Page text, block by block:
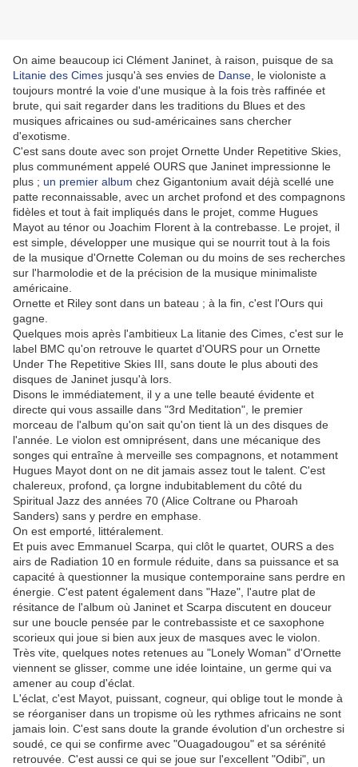
On aime beaucoup ici Clément Janinet, à raison, puisque de sa
Litanie des Cimes jusqu'à ses envies de Danse , le violoniste a
toujours montré la voie d'une musique à la fois très raffinée et
brute, qui sait regarder dans les traditions du Blues et des
musiques africaines ou sud-américaines sans chercher
d'exotisme.
C'est sans doute avec son projet Ornette Under Repetitive Skies,
plus communément appelé OURS que Janinet impressionne le
plus ; un premier album chez Gigantonium avait déjà scellé une
patte reconnaissable, avec un archet profond et des compagnons
fidèles et tout à fait impliqués dans le projet, comme Hugues
Mayot au ténor ou Joachim Florent à la contrebasse. Le projet, il
est simple, développer une musique qui se nourrit tout à la fois
de la musique d'Ornette Coleman ou du moins de ses recherches
sur l'harmolodie et de la précision de la musique minimaliste
américaine.
Ornette et Riley sont dans un bateau ; à la fin, c'est l'Ours qui
gagne.
Quelques mois après l'ambitieux La litanie des Cimes, c'est sur le
label BMC qu'on retrouve le quartet d'OURS pour un Ornette
Under The Repetitive Skies III, sans doute le plus abouti des
disques de Janinet jusqu'à lors.
Disons le immédiatement, il y a une telle beauté évidente et
directe qui vous assaille dans "3rd Meditation", le premier
morceau de l'album qu'on sait qu'on tient là un des disques de
l'année. Le violon est omniprésent, dans une mécanique des
songes qui entraîne à merveille ses compagnons, et notamment
Hugues Mayot dont on ne dit jamais assez tout le talent. C'est
chalereux, profond, ça lorgne indubitablement du côté du
Spiritual Jazz des années 70 (Alice Coltrane ou Pharoah
Sanders) sans y perdre en emphase.
On est emporté, littéralement.
Et puis avec Emmanuel Scarpa, qui clôt le quartet, OURS a des
airs de Radiation 10 en formule réduite, dans sa puissance et sa
capacité à questionner la musique contemporaine sans perdre en
énergie. C'est patent également dans "Haze", l'autre plat de
résitance de l'album où Janinet et Scarpa discutent en douceur
sur une boucle pensée par le contrebassiste et ce saxophone
scorieux qui joue si bien aux jeux de masques avec le violon.
Très vite, quelques notes retenues au "Lonely Woman" d'Ornette
viennent se glisser, comme une idée lointaine, un germe qui va
amener au coup d'éclat.
L'éclat, c'est Mayot, puissant, cogneur, qui oblige tout le monde à
se réorganiser dans un tropisme où les rythmes africains ne sont
jamais loin. C'est sans doute la grande évolution d'un orchestre si
soudé, ce qui se confirme avec "Ouagadougou" et sa sérénité
retrouvée. C'est aussi ce qui se joue sur l'excellent "Odibi", un